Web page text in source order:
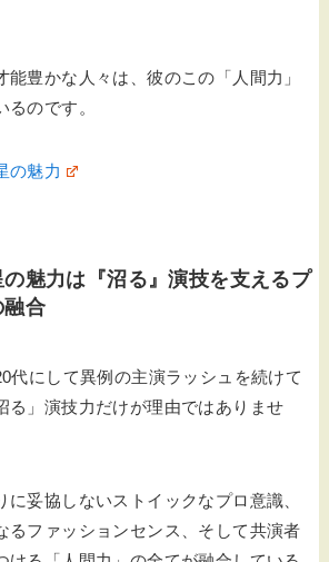
能豊かな人々は、彼のこの「人間力」
のです。
の魅力
魅力は『沼る』演技を支えるプ
融合
代にして異例の主演ラッシュを続けて
る」演技力だけが理由ではありませ
に妥協しないストイックなプロ意識、
るファッションセンス、そして共演者